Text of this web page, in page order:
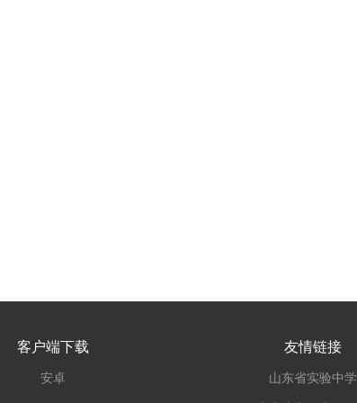
客户端下载 友情链接
安卓 山东省实验中学